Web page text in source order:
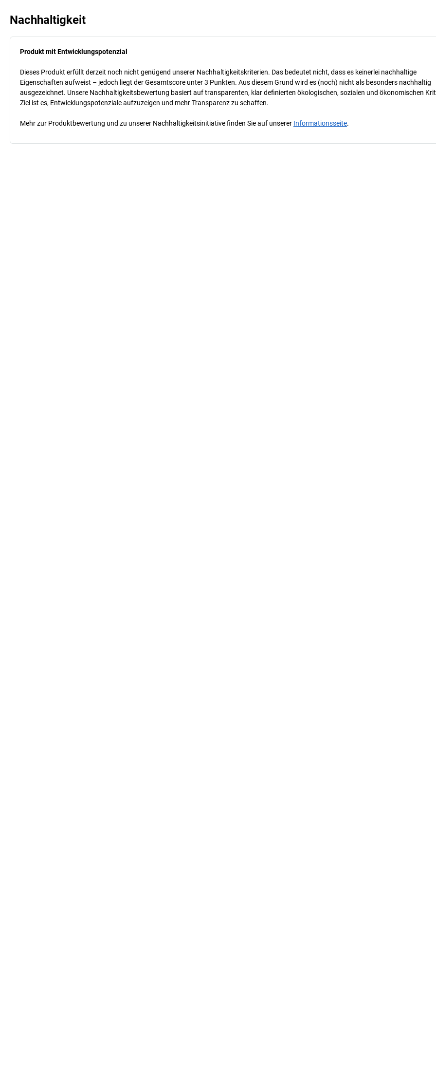
Nachhaltigkeit
Produkt mit Entwicklungspotenzial
Dieses Produkt erfüllt derzeit noch nicht genügend unserer Nachhaltigkeitskriterien. Das bedeutet nicht, dass es keinerlei nachhaltige
Eigenschaften aufweist – jedoch liegt der Gesamtscore unter 3 Punkten. Aus diesem Grund wird es (noch) nicht als besonders nachhaltig
ausgezeichnet. Unsere Nachhaltigkeitsbewertung basiert auf transparenten, klar definierten ökologischen, sozialen und ökonomischen
Ziel ist es, Entwicklungspotenziale aufzuzeigen und mehr Transparenz zu schaffen.
Mehr zur Produktbewertung und zu unserer Nachhaltigkeitsinitiative finden Sie auf unserer Informationsseite.